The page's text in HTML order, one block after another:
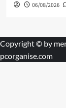
06/08/2026
Copyright © by
pcorganise.com